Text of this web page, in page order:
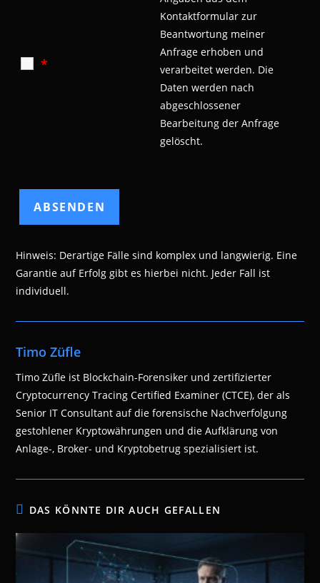
*
Kontaktformular zur
Beantwortung meiner
Anfrage erhoben und
verarbeitet werden. Die
Daten werden nach
abgeschlossener
Bearbeitung der Anfrage
gelöscht.
Hinweis: Derartige Fälle sind komplex und langwierig. Eine
Garantie auf Erfolg gibt es hierbei nicht. Jeder Fall ist
individuell.
Timo Züfle
Timo Züfle ist Blockchain-Forensiker und zertifizierter
Cryptocurrency Tracing Certified Examiner (CTCE), der als
Senior IT Consultant auf die forensische Nachverfolgung
gestohlener Kryptowährungen und die Aufklärung von
Anlage-, Broker- und Kryptobetrug spezialisiert ist.
DAS KÖNNTE DIR AUCH GEFALLEN